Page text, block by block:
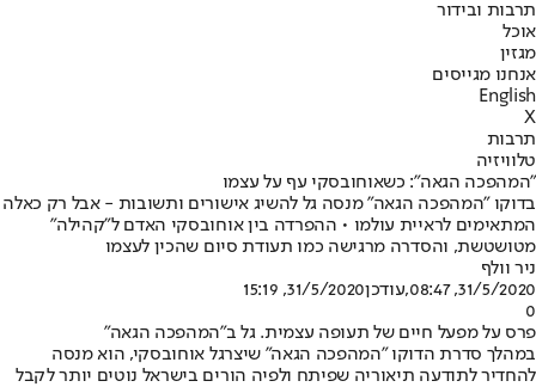
תרבות ובידור
אוכל
מגזין
אנחנו מגייסים
English
X
תרבות
טלוויזיה
"המהפכה הגאה": כשאוחובסקי עף על עצמו
בדוקו "המהפכה הגאה" מנסה גל להשיג אישורים ותשובות - אבל רק כאלה
המתאימים לראיית עולמו • ההפרדה בין אוחובסקי האדם ל"קהילה"
מטושטשת, והסדרה מרגישה כמו תעודת סיום שהכין לעצמו
ניר וולף
31/5/2020, 08:47
,עודכן31/5/2020, 15:19
0
פרס על מפעל חיים של תעופה עצמית. גל ב"המהפכה הגאה"
במהלך סדרת הדוקו "המהפכה הגאה" שיצרגל אוחובסקי, הוא מנסה
להחדיר לתודעה תיאוריה שפיתח ולפיה הורים בישראל נוטים יותר לקבל